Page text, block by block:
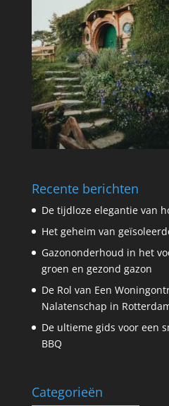
Recente berichten
De tijdloze elegantie van
Het geheim van
Gazononderhoud in het
groen en gezond gazon
De Rol van Een
Nalatenschap in
De ultieme gids voor een
BBQ
Categorieën